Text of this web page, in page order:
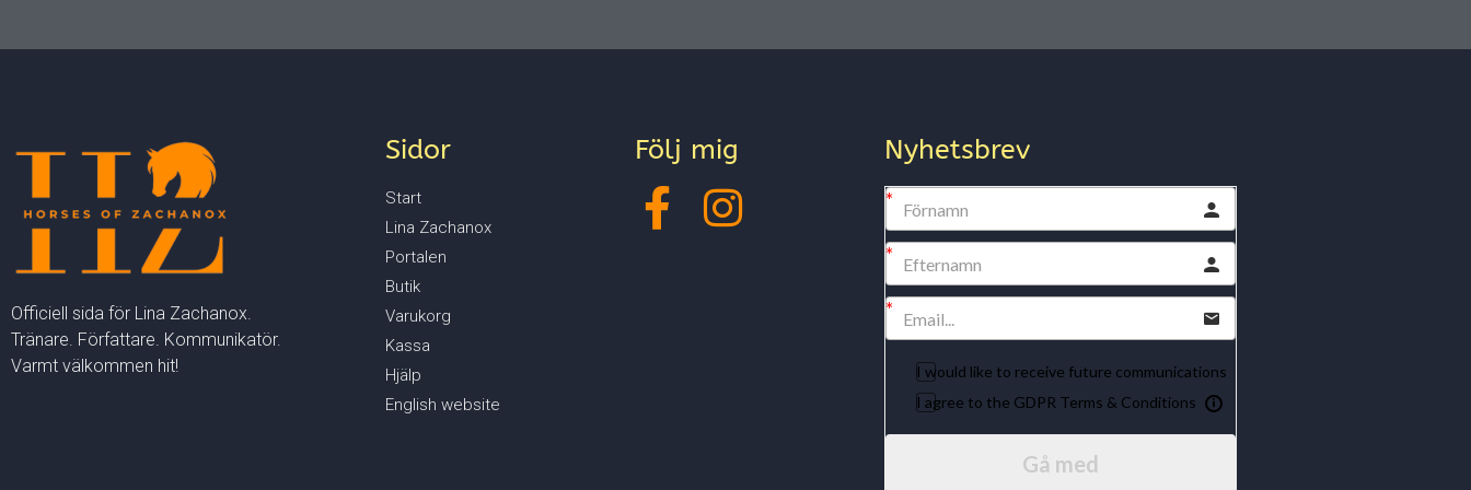
Officiell sida för Lina Zachanox.
Tränare. Författare. Kommunikatör.
Varmt välkommen hit!
Sidor
Start
Lina Zachanox
Portalen
Butik
Varukorg
Kassa
Hjälp
English website
Följ mig Nyhetsbrev
I would like to receive future communications
I agree to the GDPR Terms & Conditions
Gå med